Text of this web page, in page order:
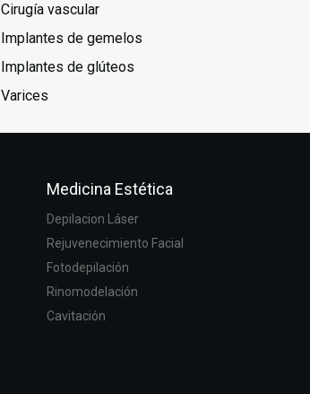
Cirugía vascular
Implantes de gemelos
Implantes de glúteos
Varices
Medicina Estética
Depilacion Láser
Rejuvenecimiento Facial
Fotodepilación
Rinomodelación
Cavitación